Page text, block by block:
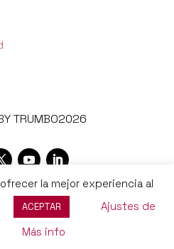
TRUMBO2026
la mejor experiencia al
ACEPTAR
Ajustes de
Más info